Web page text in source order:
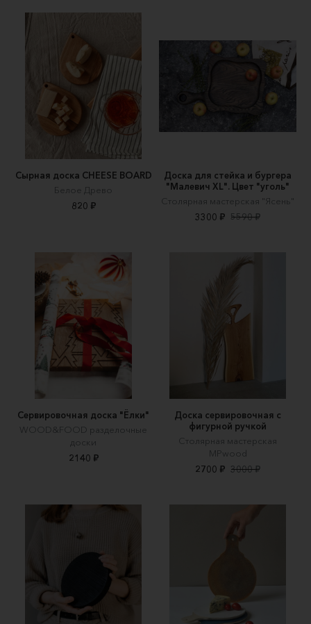
Сырная доска CHEESE BOARD
Белое Древо
820 ₽
Доска для стейка и бургера
"Малевич XL". Цвет "уголь"
Столярная мастерская "Ясень"
3300 ₽ 5590 ₽
Сервировочная доска "Ёлки"
WOOD&FOOD разделочные
доски
2140 ₽
Доска сервировочная с
фигурной ручкой
Столярная мастерская
MPwood
2700 ₽ 3000 ₽